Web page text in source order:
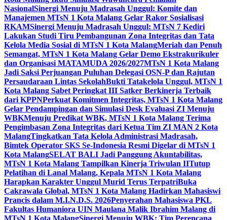
NasionalSinergi Menuju Madrasah Unggul: Komite dan
Manajemen MTsN 1 Kota Malang Gelar Rakor Sosialisasi
RKAMSinergi Menuju Madrasah Unggul: MTsN 7 Kediri
Lakukan Studi Tiru Pembangunan Zona Integritas dan Tata
Kelola Media Sosial di MTsN 1 Kota MalangMeriah dan Penuh
Semangat, MTsN 1 Kota Malang Gelar Demo Ekstrakurikuler
dan Organisasi MATAMUDA 2026/2027MTsN 1 Kota Malang
Jadi Saksi Perjuangan Puluhan Delegasi OSN-P dan Rajutan
Persaudaraan Lintas SekolahBukti Tatakelola Unggul, MTsN 1
Kota Malang Sabet Peringkat III Satker Berkinerja Terbaik
dari KPPNPerkuat Komitmen Integritas, MTsN 1 Kota Malang
Gelar Pendampingan dan Simulasi Desk Evaluasi ZI Menuju
WBKMenuju Predikat WBK, MTsN 1 Kota Malang Terima
Pengimbasan Zona Integritas dari Ketua Tim ZI MAN 2 Kota
MalangTingkatkan Tata Kelola Administrasi Madrasah,
Bimtek Operator SKS Se-Indonesia Resmi Digelar di MTsN 1
Kota MalangSELAT BALI Jadi Panggung Akuntabilitas,
MTsN 1 Kota Malang Tampilkan Kinerja Triwulan IITutup
Pelatihan di Lanal Malang, Kepala MTsN 1 Kota Malang
Harapkan Karakter Unggul Murid Terus TerpatriBuka
Cakrawala Global, MTsN 1 Kota Malang Hadirkan Mahasiswi
Prancis dalam M.I.N.D.S. 2026Penyerahan Mahasiswa PKL
Fakultas Humaniora UIN Maulana Malik Ibrahim Malang di
MTsN 1 Kota MalangSinergi Menuju WBK: Tim Perencana